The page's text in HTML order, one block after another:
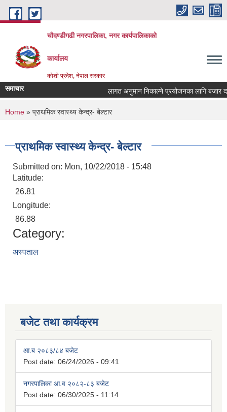
Skip to main content
चौदण्डीगढी नगरपालिका, नगर कार्यपालिकाको
कार्यालय
कोशी प्रदेश, नेपाल सरकार
समाचार लागत अनुमान निकाल्ने प्रयोजनका लागि बजार
खोपकर्ता (भ्याक्सिनेटर) आवश्यकता सम्वन्धी सूचना।
You are here
Home » प्राथमिक स्वास्थ्य केन्द्र- बेल्टार
प्राथमिक स्वास्थ्य केन्द्र- बेल्टार
Submitted on: Mon, 10/22/2018 - 15:48
Latitude:
26.81
Longitude:
86.88
Category:
अस्पताल
बजेट तथा कार्यक्रम
आ.ब २०८३/८४ बजेट
Post date: 06/24/2026 - 09:41
नगरपालिका आ.व २०८२-८३ बजेट
Post date: 06/30/2025 - 11:14